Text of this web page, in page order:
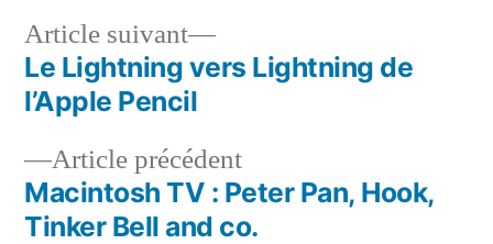
Navigation
l’article
Article précédentArticle
précédent :
Macintosh TV : Peter Pan, Hook,
Tinker Bell and co.
Article suivant
Article
suivant :
Le Lightning vers Lightning de
l’Apple Pencil